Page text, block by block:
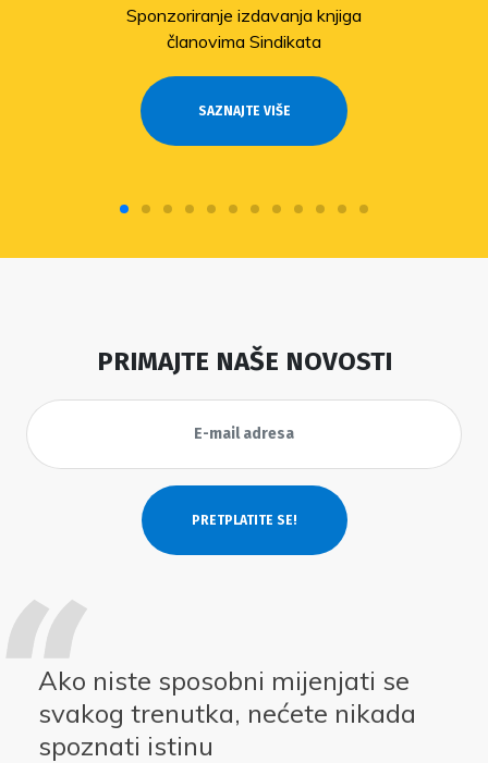
Sponzoriranje izdavanja knjiga
članovima Sindikata
SAZNAJTE VIŠE
PRIMAJTE NAŠE NOVOSTI
Ako niste sposobni mijenjati se
svakog trenutka, nećete nikada
spoznati istinu